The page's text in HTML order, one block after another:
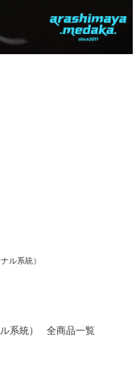
ル系統）
系統）
全商品一覧